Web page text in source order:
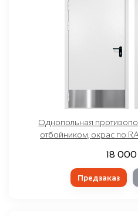
Однопольная
отбойником, окрас по
18 000
Предзаказ